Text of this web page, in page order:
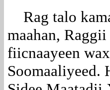
Rag talo
maahan,
fiicnaayeen
Soomaaliyeed.